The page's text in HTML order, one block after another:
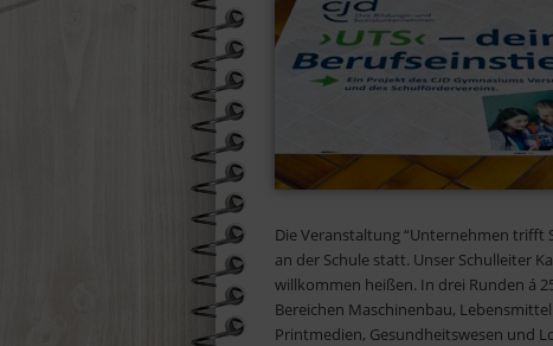
Die Veranstaltung “Unternehmen trifft
an der Schule statt. Unser Schulleiter
willkommen heißen. In drei Runden á
Bereichen Maschinenbau,
Printmedien, Gesundheitswesen und